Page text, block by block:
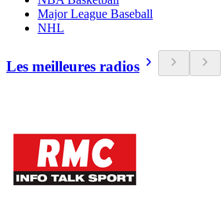
Major League Baseball
NHL
Les meilleures radios